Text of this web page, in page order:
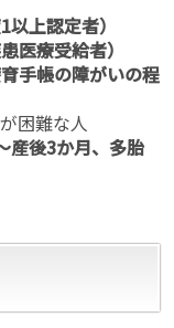
以上認定者）
医療受給者）
育手帳の障がいの程
困難な人
産後3か月、多胎